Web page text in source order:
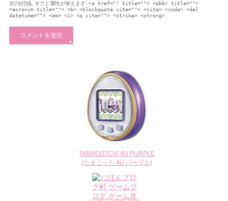
次のHTML タグと属性が使えます:<a href="" title=""> <abbr title="">
<acronym title=""> <b> <blockquote cite=""> <cite> <code> <del
datetime=""> <em> <i> <q cite=""> <strike> <strong>
TAMAGOTCHI 4U PURPLE
(たまごっち 4U パープル)